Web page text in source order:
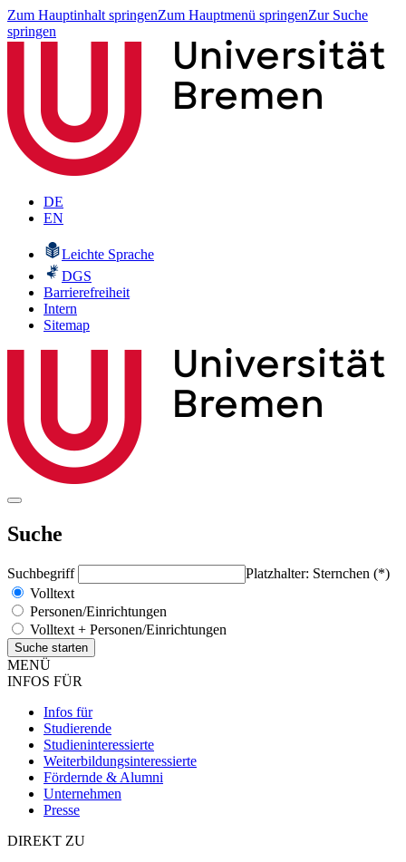
Zum Hauptinhalt springenZum Hauptmenü springenZur Suche
springen
DE
EN
Leichte Sprache
DGS
Barrierefreiheit
Intern
Sitemap
Suche
Suchbegriff
Platzhalter: Sternchen (*)
Volltext
Personen/Einrichtungen
Volltext + Personen/Einrichtungen
MENÜ
INFOS FÜR
Infos für
Studierende
Studieninteressierte
Weiterbildungsinteressierte
Fördernde & Alumni
Unternehmen
Presse
DIREKT ZU